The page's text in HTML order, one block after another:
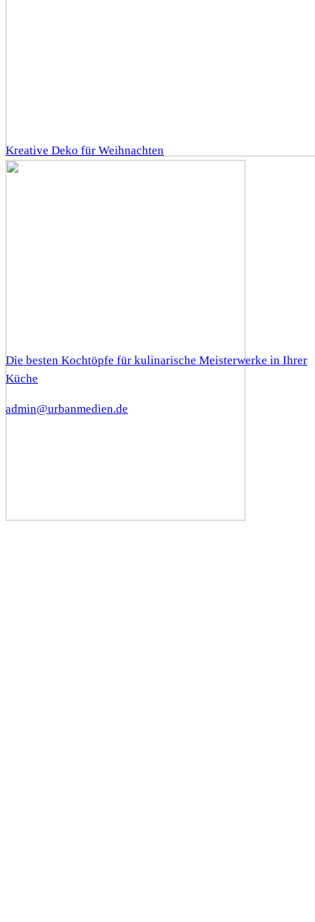
Kreative Deko für Weihnachten
Die besten Kochtöpfe für kulinarische Meisterwerke in Ihrer
Küche
admin@urbanmedien.de